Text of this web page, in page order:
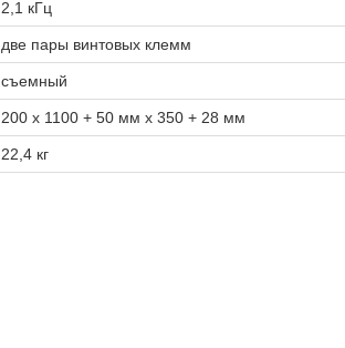
2,1 кГц
две пары винтовых клемм
съемный
200 x 1100 + 50 мм x 350 + 28 мм
22,4 кг